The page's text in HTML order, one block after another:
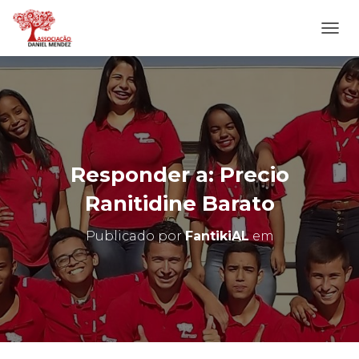
L
T
E
R
N
A
N
A
E
G
O
Responder a: Precio
Ranitidine Barato
Publicado porFantikiALem